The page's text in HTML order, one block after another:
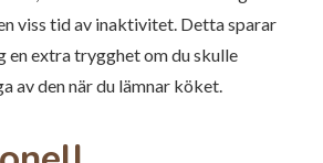
viss tid av inaktivitet. Detta sparar
en extra trygghet om du skulle
av den när du lämnar köket.